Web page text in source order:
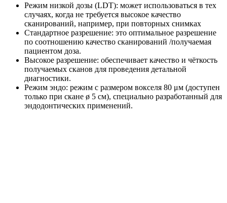
Режим низкой дозы (LDT): может использоваться в тех
случаях, когда не требуется высокое качество
сканирований, например, при повторных снимках
Стандартное разрешение: это оптимальное разрешение
по соотношению качество сканирований /получаемая
пациентом доза.
Высокое разрешение: обеспечивает качество и чёткость
получаемых сканов для проведения детальной
диагностики.
Режим эндо: режим с размером вокселя 80 μм (доступен
только при скане ø 5 см), специально разработанный для
эндодонтических применений.